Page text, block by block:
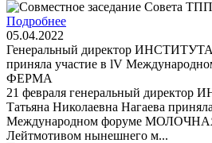
Подробнее
05.04.2022
Генеральный директор
приняла участие в lV
ФЕРМА
21 февраля генеральный
Татьяна Николаевна Нагаева
Международном форуме
Лейтмотивом нынешнего м...